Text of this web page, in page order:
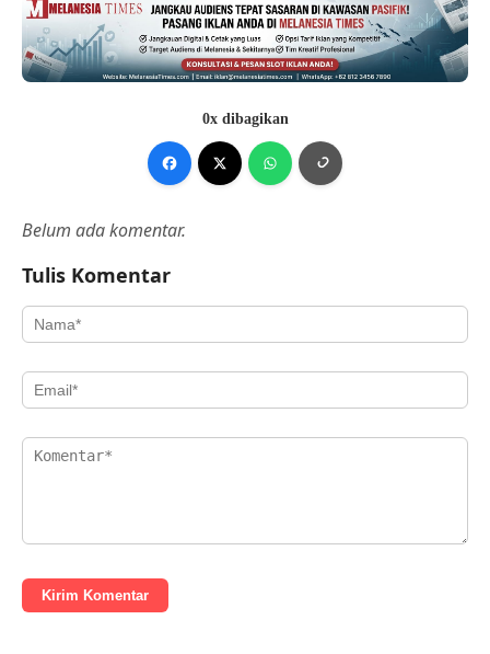
0x dibagikan
Belum ada komentar.
Tulis Komentar
Kirim Komentar